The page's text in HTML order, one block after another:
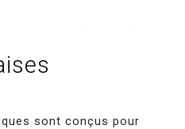
sont conçus pour